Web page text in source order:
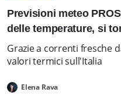
Previsioni meteo
delle temperature, si
Grazie a correnti fresche
valori termici sull'Italia
Elena Rava